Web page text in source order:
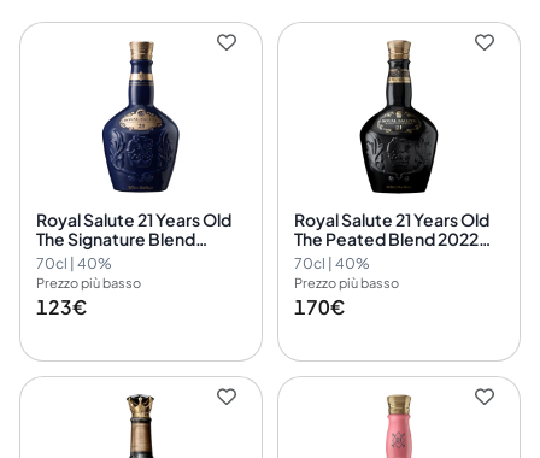
Royal Salute 21 Years Old
The Signature Blend
Chivas Brothers Ltd
70cl | 40%
Prezzo più basso
123€
Royal Salute 21 Years Old
The Peated Blend 2022
Chivas Brothers Ltd
70cl | 40%
Prezzo più basso
170€